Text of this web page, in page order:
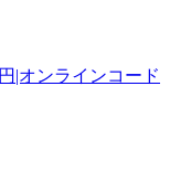
|オンラインコード